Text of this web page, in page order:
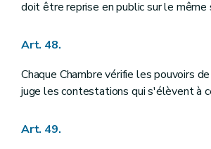
doit être reprise en public sur le même
Art. 48.
Chaque Chambre vérifie les pouvoirs
juge les contestations qui s'élèvent à
Art. 49.